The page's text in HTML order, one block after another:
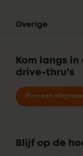
Overige
Kom langs
drive-thru's
Plan een afspraak
Blijf op de